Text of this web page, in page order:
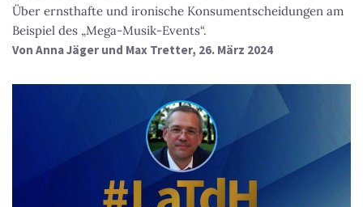
Über ernsthafte und ironische Konsumentscheidungen am
Beispiel des „Mega-Musik-Events“.
Von Anna Jäger und Max Tretter, 26. März 2024